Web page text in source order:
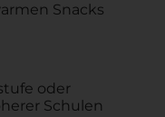
Snacks
oder
Schulen